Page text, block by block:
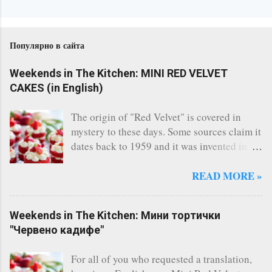
Популярно в сайта
Weekends in The Kitchen: MINI RED VELVET
CAKES (in English)
The origin of "Red Velvet" is covered in
mystery to these days. Some sources claim it
dates back to 1959 and it was invented in
Astoria - New York. Others say, a Canadian
considered one of the most famous cakes
and indeed it's one of the most delicious I
recipes online, however I always follow this
READ MORE »
Weekends in The Kitchen: Мини тортички
"Червено кадифе"
For all of you who requested a translation,